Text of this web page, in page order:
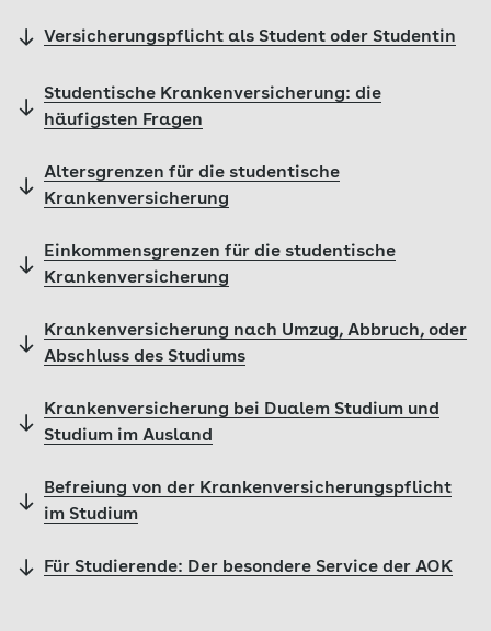
Versicherungspflicht als Student oder Studentin
Studentische Krankenversicherung: die
häufigsten Fragen
Altersgrenzen für die studentische
Krankenversicherung
Einkommensgrenzen für die studentische
Krankenversicherung
Krankenversicherung nach Umzug, Abbruch, oder
Abschluss des Studiums
Krankenversicherung bei Dualem Studium und
Studium im Ausland
Befreiung von der Krankenversicherungspflicht
im Studium
Für Studierende: Der besondere Service der AOK